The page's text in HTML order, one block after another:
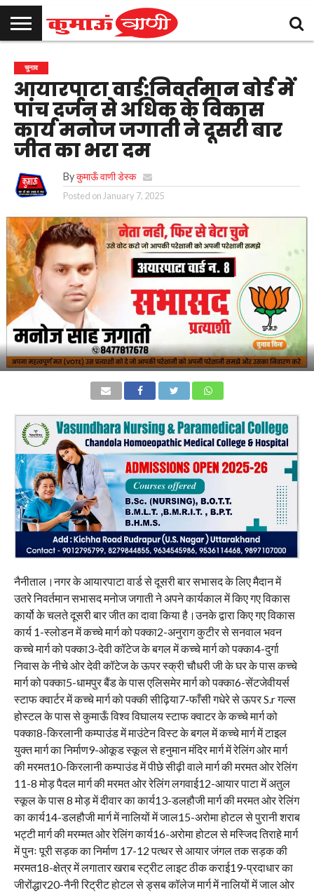
उत्तराखण्ड
राजनीति
मनोरंजन
क्राइम
खेल
समाचार
शिक्षा
स्वास्थ्य
धर्म-
संस्कृति
चुनाव
विज्ञापन
संपर्क
करें
चुनाव
आयारपाटा वार्ड:निवर्तमान बोर्ड में
पांच दर्जन से अधिक के विकास
कार्य मनोज जगाती ने दूसरी बार
जीत का भरा दम
By कुमाऊँ वाणी डेस्क
Posted on January 7, 2025
नैनीताल।नगर के आयारपाटा वार्ड से दूसरी बार सभासद के लिए मैदान में
उतरे निवर्तमान सभासद मनोज जगाती ने अपने कार्यकाल में किए गए विकास
कार्यो के चलते दूसरी बार जीत का दावा किया है।उनके द्वारा किए गए विकास
कार्य 1-स्लोडन में कच्चे मार्ग को पक्का2-अनुराग कुटीर से सनवाल भवन
कच्चे मार्ग को पक्का3-देवी कॉटेज के बगल में कच्चे मार्ग को पक्का4-दुर्गा
निवास के नीचे ओर देवी कॉटेज के ऊपर स्क्री चौधरी जी के घर के पास कच्चे
मार्ग को पक्का5-धामपुर बैंड के पास एलिसमेर मार्ग को पक्का6-सेंटजेवीयर्स
स्टाफ क्वार्टर में कच्चे मार्ग को पक्की सीढ़िया7-फाँसी गधेरे से ऊपर S.r गल्स
होस्टल के पास से कुमाऊँ विश्व विघालय स्टाफ क्वाटर के कच्चे मार्ग को
पक्का8-किरलानी कम्पाउंड में माउंटेन विस्ट के बगल में कच्चे मार्ग में टाइल
युक्त मार्ग का निर्माण9-ओकूड स्कूल से हनुमान मंदिर मार्ग में रेलिंग ओर मार्ग
की मरमत10-किरलानी कम्पाउंड में पीछे सीढ़ी वाले मार्ग की मरमत ओर रेलिंग
11-8 मोड़ पैदल मार्ग की मरमत ओर रेलिंग लगवाई12-आयार पाटा में अतुल
स्कूल के पास 8 मोड़ में दीवार का कार्य13-डलहौजी मार्ग की मरमत ओर रेलिंग
का कार्य14-डलहौजी मार्ग में नालियों में जाल15-अरोमा होटल से पुरानी शराब
भट्टी मार्ग की मरम्मत ओर रेलिंग कार्य16-अरोमा होटल से मस्जिद तिराहे मार्ग
में पुनः पूरी सड़क का निर्माण 17-12 पत्थर से आयार जंगल तक सड़क की
मरमत18-क्षेत्र में लगातार खराब स्ट्रीट लाइट ठीक कराई19-प्रदाधार का
जीरोंद्धार20-नैनी रिट्रीट होटल से ड्सब कॉलेज मार्ग में नालियों में जाल ओर